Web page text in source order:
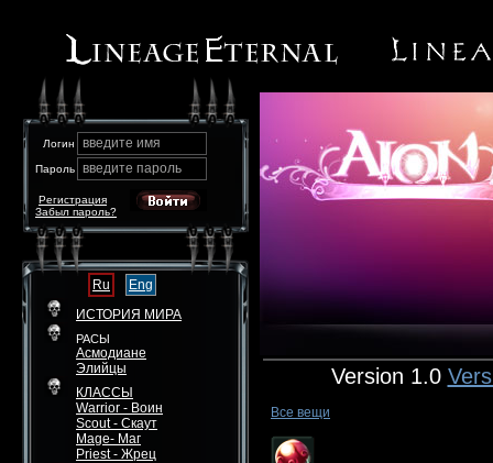
Логин введите имя
Пароль введите пароль
Забыл пароль?
Регистрация
Ru
Eng
ИСТОРИЯ МИРА
РАСЫ
Асмодиане
Элийцы
КЛАССЫ
Warrior - Воин
Scout - Скаут
Mage- Маг
Priest - Жрец
Version 1.0
Все вещи